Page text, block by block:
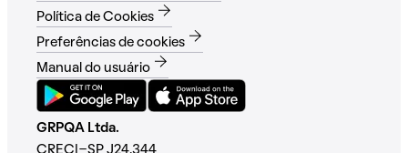
Política de Cookies
Preferências de cookies
Manual do usuário
GRPQA Ltda.